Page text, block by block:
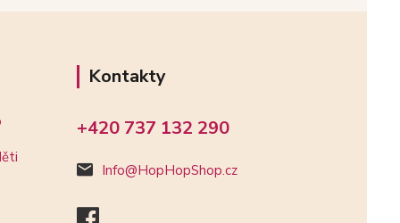
Kontakty
+420 737 132 290
Info@HopHopShop.cz